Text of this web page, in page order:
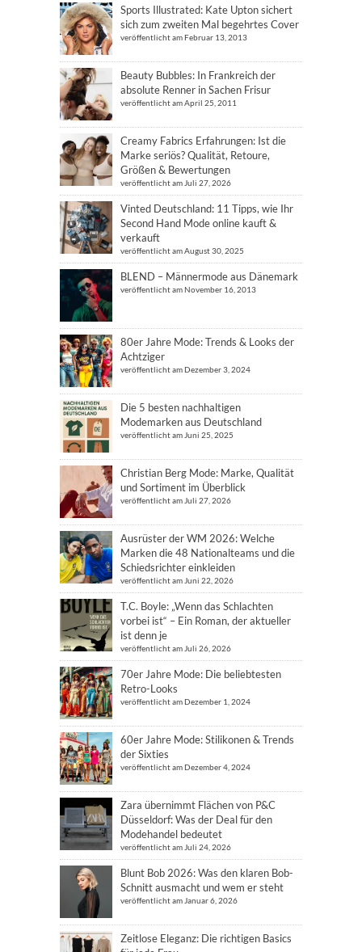
Sports Illustrated: Kate Upton sichert
sich zum zweiten Mal begehrtes Cover
veröffentlicht am Februar 13, 2013
Beauty Bubbles: In Frankreich der
absolute Renner in Sachen Frisur
veröffentlicht am April 25, 2011
Creamy Fabrics Erfahrungen: Ist die
Marke seriös? Qualität, Retoure,
Größen & Bewertungen
veröffentlicht am Juli 27, 2026
Vinted Deutschland: 11 Tipps, wie Ihr
Second Hand Mode online kauft &
verkauft
veröffentlicht am August 30, 2025
BLEND – Männermode aus Dänemark
veröffentlicht am November 16, 2013
80er Jahre Mode: Trends & Looks der
Achtziger
veröffentlicht am Dezember 3, 2024
Die 5 besten nachhaltigen
Modemarken aus Deutschland
veröffentlicht am Juni 25, 2025
Christian Berg Mode: Marke, Qualität
und Sortiment im Überblick
veröffentlicht am Juli 27, 2026
Ausrüster der WM 2026: Welche
Marken die 48 Nationalteams und die
Schiedsrichter einkleiden
veröffentlicht am Juni 22, 2026
T.C. Boyle: „Wenn das Schlachten
vorbei ist“ – Ein Roman, der aktueller
ist denn je
veröffentlicht am Juli 26, 2026
70er Jahre Mode: Die beliebtesten
Retro-Looks
veröffentlicht am Dezember 1, 2024
60er Jahre Mode: Stilikonen & Trends
der Sixties
veröffentlicht am Dezember 4, 2024
Zara übernimmt Flächen von P&C
Düsseldorf: Was der Deal für den
Modehandel bedeutet
veröffentlicht am Juli 24, 2026
Blunt Bob 2026: Was den klaren Bob-
Schnitt ausmacht und wem er steht
veröffentlicht am Januar 6, 2026
Zeitlose Eleganz: Die richtigen Basics